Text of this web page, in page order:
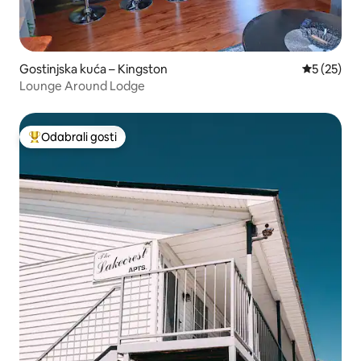
Gostinjska kuća – Kingston Prosječna
5 (25)
Lounge Around Lodge
Među najviše rangiranima s oznakom „Odabrali gosti”
Odabrali gosti